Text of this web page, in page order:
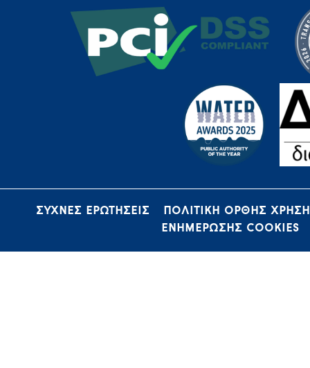
ΣΥΧΝΕΣ ΕΡΩΤΗΣΕΙΣ
ΠΟΛΙΤΙΚΗ ΟΡΘΗΣ
ΕΝΗΜΕΡΩΣΗΣ COOKIES